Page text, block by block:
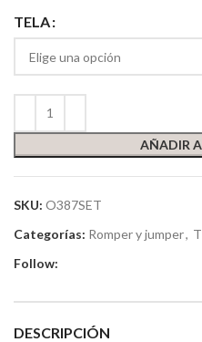
TELA
AÑADIR
SKU: O387SET
Categorías: Romper y jumper,
Follow:
DESCRIPCIÓN